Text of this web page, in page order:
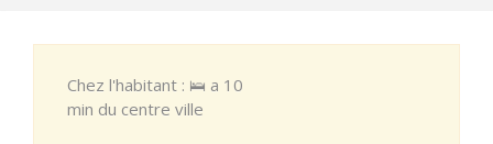
Chez l'habitant : 🛌 a 10
min du centre ville